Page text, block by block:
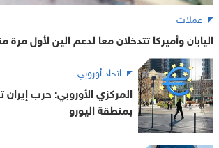
عملات
اليابان وأميركا تتدخلان معا لدعم الين لأول مرة منذ 15
اتحاد أوروبي
المركزي الأوروبي: حرب إيران
بمنطقة اليورو